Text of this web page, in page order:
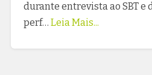
durante entrevista ao SBT e
perf… Leia Mais...